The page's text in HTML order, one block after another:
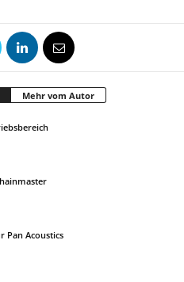
Mehr vom Autor
Pan Acoustics